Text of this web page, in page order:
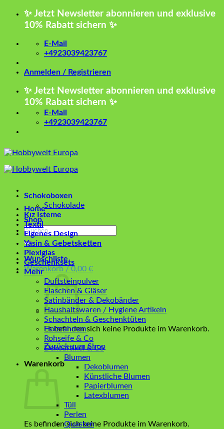
Zum
✨ Jetzt Newsletter abonnieren und exklusive
10% Rabatt sichern ✨
E-Mail
+4923039423767
Anmelden / Registrieren
✨ Jetzt Newsletter abonnieren und exklusive
10% Rabatt sichern ✨
E-Mail
+4923039423767
Home
Shop
Suchen
nach:
Wunschliste
Warenkorb / 0,00 €
Es befinden sich keine Produkte im Warenkorb.
Zurück zum Shop
Warenkorb
Es befinden sich keine Produkte im Warenkorb.
Schokoboxen
Schokolade
Kız İsteme
Textil
Eigenes Design
Yasin & Gebetsketten
Plexiglas
Geschenksets
Mehr
Duftsteinpulver
Flaschen & Gläser
Satinbänder & Dekobänder
Haushaltswaren / Hygiene Artikeln
Schachteln & Geschenktüten
Holzrahmen
Rohseife & Co
Dekoartikel & Co
Blumen
Dekoblumen
Künstliche Blumen
Papierblumen
Latexblumen
Tüll
Perlen
Quasten